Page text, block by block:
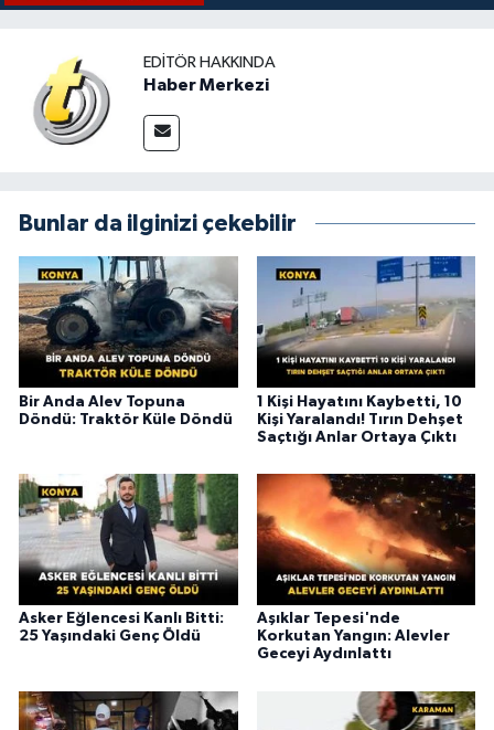
EDITÖR HAKKINDA
Haber Merkezi
Bunlar da ilginizi çekebilir
Bir Anda Alev Topuna
Döndü: Traktör Küle Döndü
1 Kişi Hayatını Kaybetti, 10
Kişi Yaralandı! Tırın Dehşet
Saçtığı Anlar Ortaya Çıktı
Asker Eğlencesi Kanlı Bitti:
25 Yaşındaki Genç Öldü
Aşıklar Tepesi'nde
Korkutan Yangın: Alevler
Geceyi Aydınlattı